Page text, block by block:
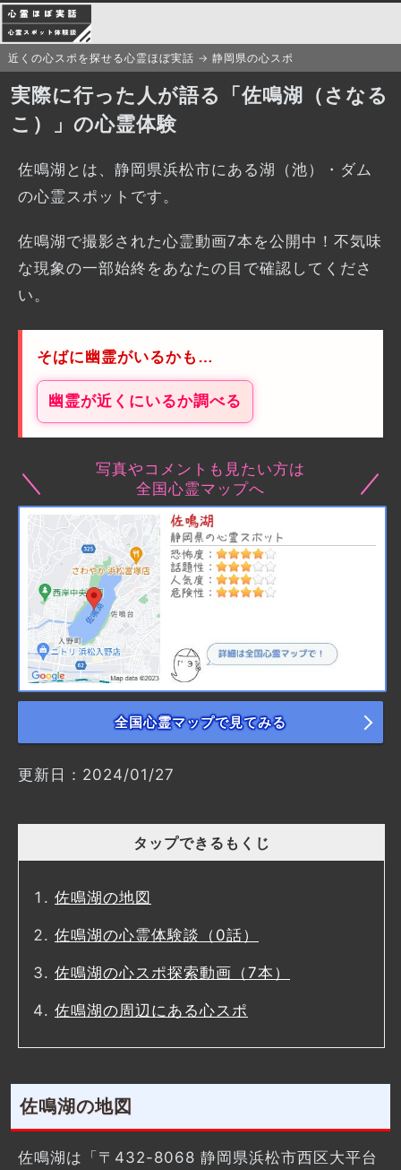
近くの心スポを探せる心霊ほぼ実話 静岡県の心スポ
実際に行った人が語る「佐鳴湖（さなる
こ）」の心霊体験
佐鳴湖とは、静岡県浜松市にある湖（池）・ダム
の心霊スポットです。
佐鳴湖で撮影された心霊動画7本を公開中！不気味
な現象の一部始終をあなたの目で確認してくださ
い。
そばに幽霊がいるかも…
幽霊が近くにいるか調べる
写真やコメントも見たい方は
全国心霊マップへ
全国心霊マップで見てみる
更新日：2024/01/27
タップできるもくじ
佐鳴湖の地図
佐鳴湖の心霊体験談（0話）
佐鳴湖の心スポ探索動画（7本）
佐鳴湖の周辺にある心スポ
佐鳴湖の地図
佐鳴湖は「〒432-8068 静岡県浜松市西区大平台